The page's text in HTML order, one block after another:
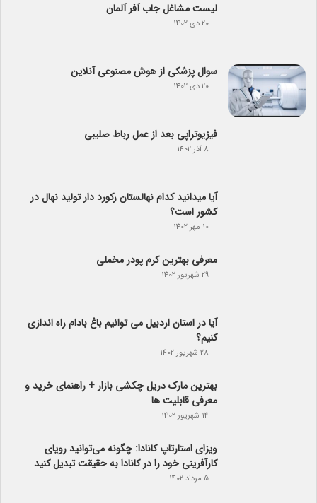
لیست مشاغل جاب آفر آلمان
20 دی 1402
سوال پزشکی از هوش مصنوعی آنلاین
20 دی 1402
فیزیوتراپی بعد از عمل رباط صلیبی
8 آذر 1402
آیا می­دانید کدام نهالستان رکورد دار تولید نهال­ در
کشور است؟
10 مهر 1402
معرفی بهترین کرم پودر مخملی
29 شهریور 1402
آیا در استان اردبیل می توانیم باغ بادام راه اندازی
کنیم؟
28 شهریور 1402
بهترین مارک دریل چکشی بازار + راهنمای خرید و
معرفی قابلیت ها
14 شهریور 1402
ویزای استارتاپ کانادا: چگونه می‌توانید رویای
کارآفرینی خود را در کانادا به حقیقت تبدیل کنید
5 مرداد 1402